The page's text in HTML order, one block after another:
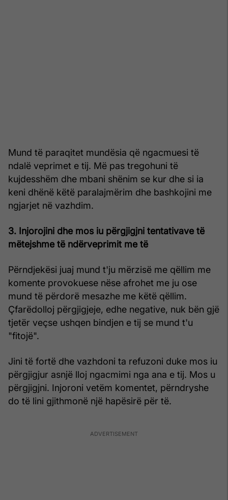
Mund të paraqitet mundësia që ngacmuesi të
ndalë veprimet e tij. Më pas tregohuni të
kujdesshëm dhe mbani shënim se kur dhe si ia
keni dhënë këtë paralajmërim dhe bashkojini me
ngjarjet në vazhdim.
3. Injorojini dhe mos iu përgjigjni tentativave të
mëtejshme të ndërveprimit me të
Përndjekësi juaj mund t'ju mërzisë me qëllim me
komente provokuese nëse afrohet me ju ose
mund të përdorë mesazhe me këtë qëllim.
Çfarëdolloj përgjigjeje, edhe negative, nuk bën gjë
tjetër veçse ushqen bindjen e tij se mund t'u
"fitojë".
Jini të fortë dhe vazhdoni ta refuzoni duke mos iu
përgjigjur asnjë lloj ngacmimi nga ana e tij. Mos u
përgjigjni. Injoroni vetëm komentet, përndryshe
do të lini gjithmonë një hapësirë për të.